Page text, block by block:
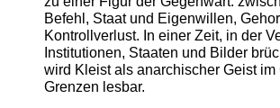
Befehl, Staat und Eigenwillen,
Kontrollverlust. In einer Zeit, in der
Institutionen, Staaten und Bilder
wird Kleist als anarchischer Geist
Grenzen lesbar.